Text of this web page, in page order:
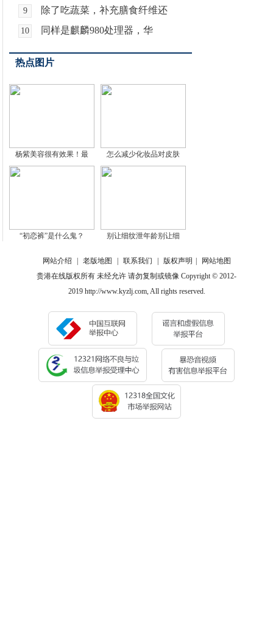
9 除了吃蔬菜，补充膳食纤维还
10 同样是麒麟980处理器，华
热点图片
杨紫美容很有效果！最 怎么减少化妆品对皮肤
“初恋裤”是什么鬼？ 别让细纹泄年龄别让细
网站介绍 老版地图 联系我们 版权声明
网站地图
贵港在线版权所有 未经允许 请勿复制或镜像 Copyright © 2012-
2019 http://www.kyzlj.com, All rights reserved.